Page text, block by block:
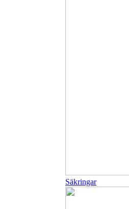
Säkringar